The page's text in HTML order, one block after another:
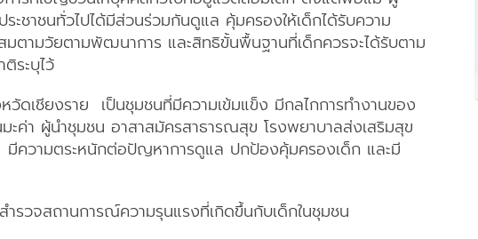
ชาชนทั่วไปได้มีส่วนร่วมกันดูแล คุ้มครองให้เด็กได้รับความ
มตามวัยตามพัฒนาการ และสิทธิขั้นพื้นฐานที่เด็กควรจะได้รับตาม
ระบุไว้
ดเชียงราย เป็นชุมชนที่มีความเข้มแข็ง มีกลไกการทำงานของ
ค่า ผู้นำชุมชน อาสาสมัครสาธารณสุข โรงพยาบาลส่งเสริมสุข
มีความตระหนักต่อปัญหาการดูแล ปกป้องคุ้มครองเด็ก และมี
รวจสถานการณ์ความรุนแรงที่เกิดขึ้นกับเด็กในชุมชน